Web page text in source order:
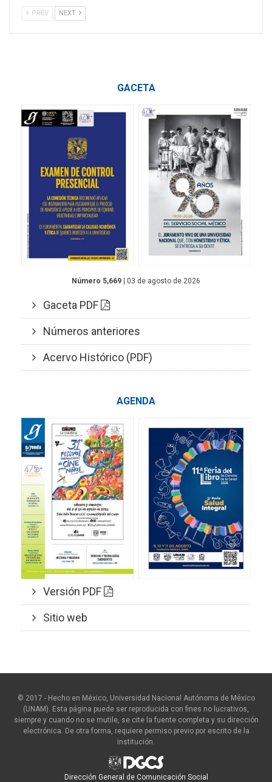
PREV NEXT
GACETA
Número 5,669 | 03 de agosto de 2026
Gaceta PDF
Números anteriores
Acervo Histórico (PDF)
AGENDA
Versión PDF
Sitio web
© 2017 - Hecho en México, Universidad Nacional Autónoma de México
(UNAM). Esta página puede ser reproducida con fines no lucrativos,
siempre y cuando no se mutile, se cite la fuente completa y su dirección
electrónica. De otra forma, requiere permiso previo por escrito de la
institución.
Dirección General de Comunicación Social